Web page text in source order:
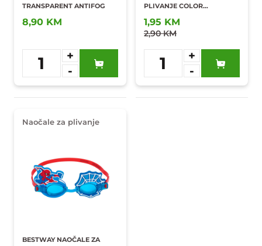
TRANSPARENT ANTIFOG
8,90 KM
1
+
-
Dodaj u
omiljene
PLIVANJE COLOR
LIGHTNING
1,95 KM
2,90 KM
1
+
-
Dodaj u
omiljene
Naočale za plivanje
BESTWAY NAOČALE ZA